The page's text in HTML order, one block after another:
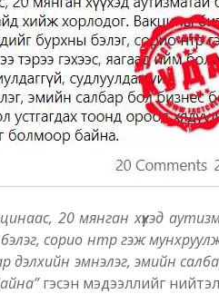
20 мянган хүүхэд
сорио нтр гэж
дэлхийн эмнэлэг, эмийн
гэсэн мэдээллийг